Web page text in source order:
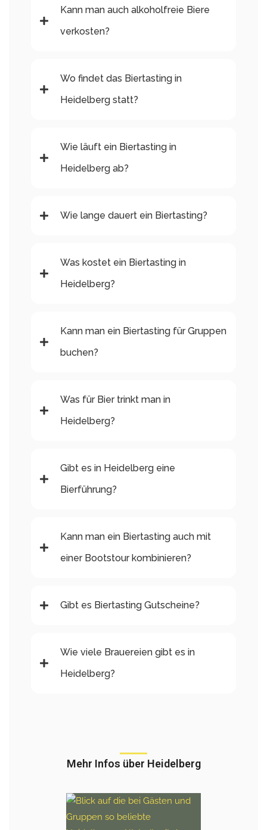
Kann man auch alkoholfreie Biere
verkosten?
Wo findet das Biertasting in
Heidelberg statt?
Wie läuft ein Biertasting in
Heidelberg ab?
Wie lange dauert ein Biertasting?
Was kostet ein Biertasting in
Heidelberg?
Kann man ein Biertasting für Gruppen
buchen?
Was für Bier trinkt man in
Heidelberg?
Gibt es in Heidelberg eine
Bierführung?
Kann man ein Biertasting auch mit
einer Bootstour kombinieren?
Gibt es Biertasting Gutscheine?
Wie viele Brauereien gibt es in
Heidelberg?
Mehr Infos über Heidelberg